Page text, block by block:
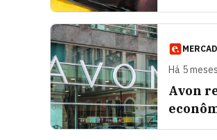
Há 5
Avon